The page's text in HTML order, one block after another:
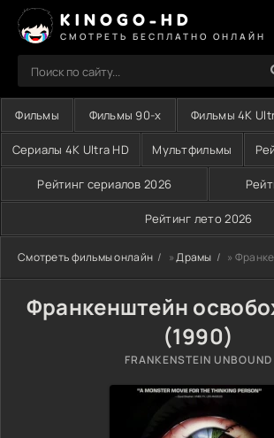
KINOGO-HD
СМОТРЕТЬ БЕСПЛАТНО ОНЛАЙН
Фильмы Фильмы 90-х Фильмы 4K
Сериалы 4K Ultra HD Мультфильмы
Рейтинг сериалов 2026
Рейтинг лето 2026
Смотреть фильмы онлайн »Драмы »
Франкенштейн
(1990)
FRANKENSTEIN UNBOUND